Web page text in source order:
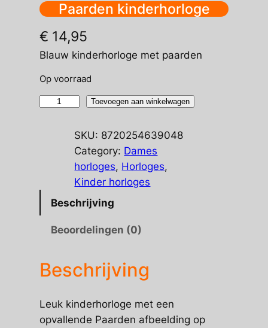
Paarden kinderhorloge
€ 14,95
Blauw kinderhorloge met paarden
Op voorraad
Paarden
Toevoegen aan winkelwagen
SKU: 8720254639048
Category: Dames
horloges, Horloges
Kinder horloges
Beschrijving
Beoordelingen (0)
Beschrijving
Leuk kinderhorloge met een
opvallende Paarden afbeelding op